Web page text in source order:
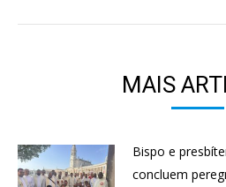
MAIS
Bispo e
concluem